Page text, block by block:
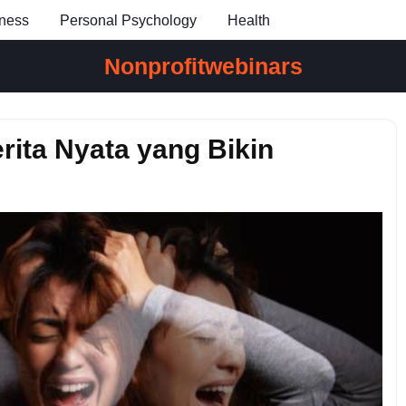
Personal Psychology Health
Nonprofitwebinars
Nyata yang Bikin